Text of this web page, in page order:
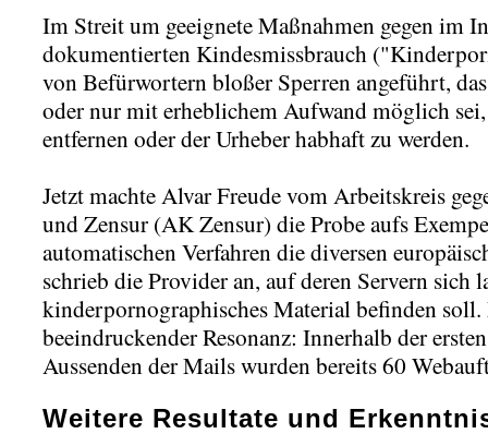
Im Streit um geeignete Maßnahmen gegen im
dokumentierten Kindesmissbrauch
von Befürwortern bloßer Sperren angeführt,
oder nur mit erheblichem Aufwand möglich
entfernen oder der Urheber habhaft zu werden.
Jetzt machte Alvar Freude vom Arbeitskreis
und Zensur (AK Zensur) die Probe aufs
automatischen Verfahren die diversen
schrieb die Provider an, auf deren Servern sich
kinderpornographisches Material befinden
beeindruckender Resonanz: Innerhalb der
Aussenden der Mails wurden bereits 60
Weitere Resultate und